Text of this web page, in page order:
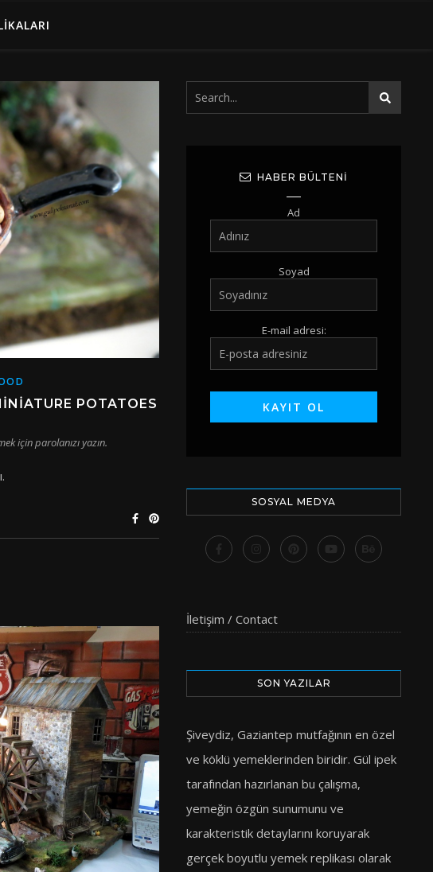
POTATOES
için parolanızı yazın.
HABER BÜLTENI
Ad
Soyad
E-mail adresi:
SOSYAL MEDYA
İletişim / Contact
SON YAZILAR
Şiveydiz, Gaziantep mutfağının en özel
ve köklü yemeklerinden biridir. Gül ipek
tarafından hazırlanan bu çalışma,
yemeğin özgün sunumunu ve
karakteristik detaylarını koruyarak
gerçek boyutlu yemek replikası olarak